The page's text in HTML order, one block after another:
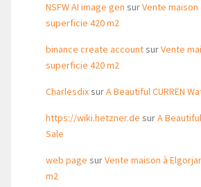
NSFW AI image gen surVente maison
superficie 420 m2
binance create accountsurVente
superficie 420 m2
CharlesdixsurA Beautiful CURREN
https://wiki.hetzner.de surA
Sale
web page surVente maison à
m2